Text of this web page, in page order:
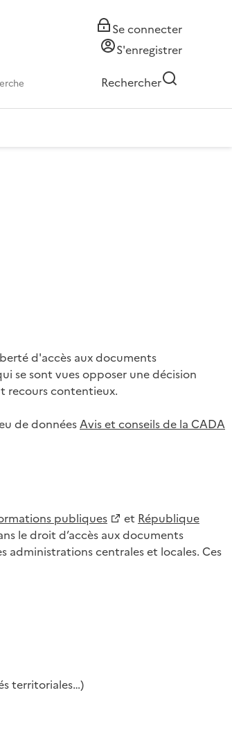
Se connecter
S'enregistrer
Rechercher
d'accès aux documents
se sont vues opposer une décision
recours contentieux.
de donnéesAvis et conseils de la CADA
publiques et République
le droit d’accès aux documents
administrations centrales et locales. Ces
territoriales…)